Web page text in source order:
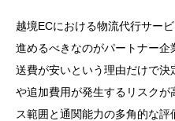
越境ECにおける物流代行サー
進めるべきなのがパートナー
送費が安いという理由だけで
や追加費用が発生するリスク
ス範囲と通関能力の多角的な